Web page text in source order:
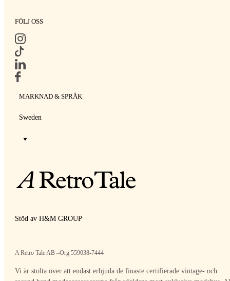
FÖLJ OSS
MARKNAD & SPRÅK
Sweden
Stöd av H&M GROUP
A Retro Tale AB –Org 559038-7444
Vi är stolta över att endast erbjuda de finaste certifierade vintage- och